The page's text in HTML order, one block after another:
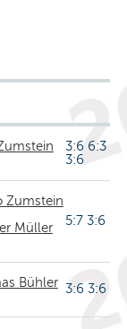
3:6 6:3
3:6
Zumstein
Müller
5:7 3:6
Bühler 3:6 3:6